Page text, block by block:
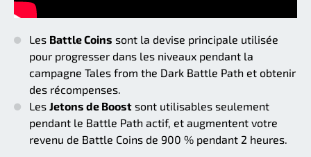
Les Battle Coins sont la devise principale utilisée
pour progresser dans les niveaux pendant la
campagne Tales from the Dark Battle Path et obtenir
des récompenses.
Les Jetons de Boost sont utilisables seulement
pendant le Battle Path actif, et augmentent votre
revenu de Battle Coins de 900 % pendant 2 heures.